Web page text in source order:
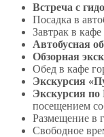
Встреча с
Посадка в
Завтрак в кафе
Автобусная
Обзорная
Обед в кафе
Экскурсия
Экскурсия по
посещением
Размещение в
Свободное